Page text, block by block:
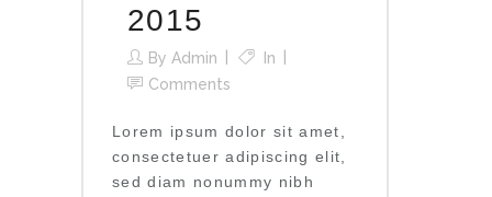
2015
By Admin
In
Comments
Lorem ipsum dolor sit amet,
consectetuer adipiscing elit,
sed diam nonummy nibh